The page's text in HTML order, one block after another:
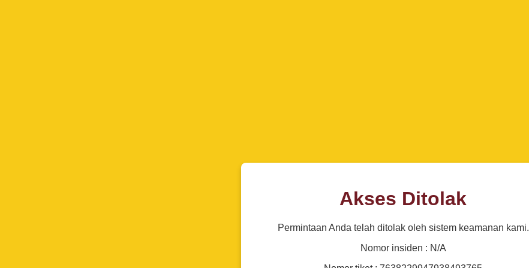
Akses Ditolak
Permintaan Anda telah ditolak oleh sistem keamanan kami.
Nomor insiden : N/A